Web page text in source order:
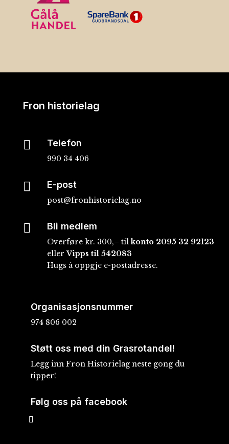
Fron historielag
 Telefon
990 34 406
 E-post
post@fronhistorielag.no
 Bli medlem
Overføre kr. 300,– tilkonto 2095 32 92123
ellerVipps til 542083
Hugs å oppgje e-postadresse.
Organisasjonsnummer
974 806 002
Støtt oss med din Grasrotandel!
Legg inn Fron Historielag neste gong du
tipper!
Følg oss på facebook